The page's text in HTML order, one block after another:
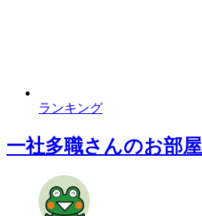
ランキング
一社多職さんのお部屋